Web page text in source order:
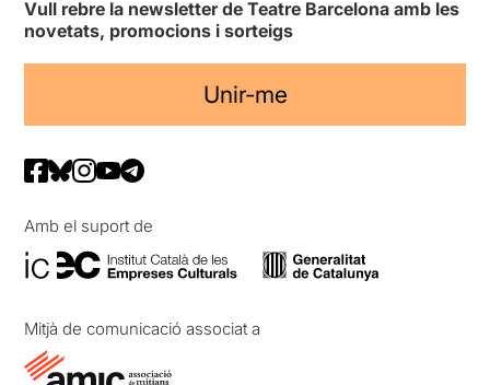
Vull rebre la newsletter de Teatre Barcelona amb les
novetats, promocions i sorteigs
Unir-me
Amb el suport de
Mitjà de comunicació associat a